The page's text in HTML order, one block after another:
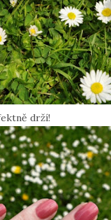
drží!